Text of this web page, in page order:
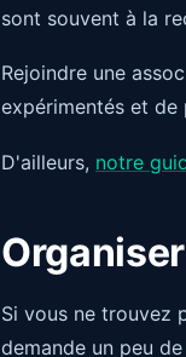
sont souvent à la
Rejoindre une
expérimentés et de
D'ailleurs, notre
Si vous ne trouvez
demande un peu